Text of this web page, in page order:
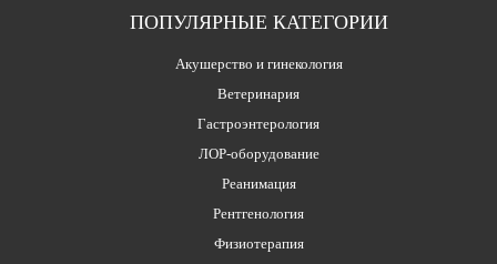
ПОПУЛЯРНЫЕ КАТЕГОРИИ
Акушерство и гинекология
Ветеринария
Гастроэнтерология
ЛОР-оборудование
Реанимация
Рентгенология
Физиотерапия